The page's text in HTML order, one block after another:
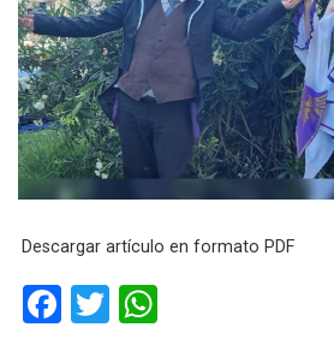
Descargar artículo en formato PDF
F
T